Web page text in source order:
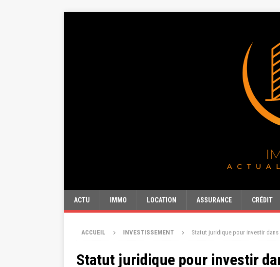
ACTU IMMO LOCATION ASSURANCE CRÉDIT
ACCUEIL INVESTISSEMENT Statut juridique pour investir dans
Statut juridique pour investir